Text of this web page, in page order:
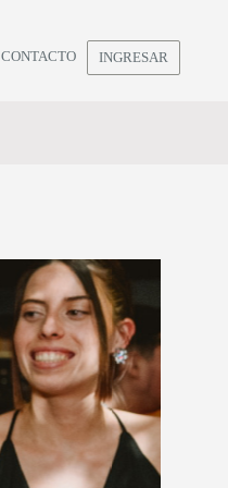
CONTACTO INGRESAR